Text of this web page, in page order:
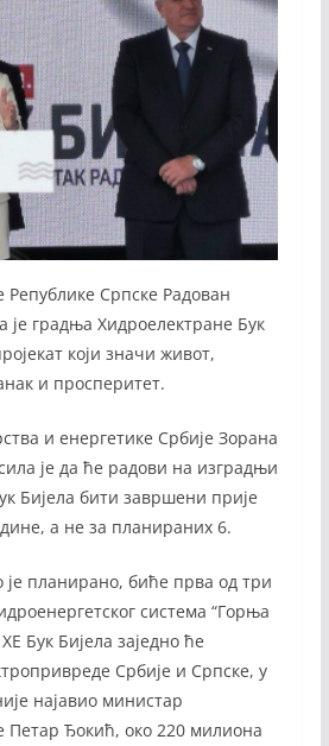
Републике Српске Радован
је градња Хидроелектране Бук
који значи живот,
и просперитет.
и енергетике Србије Зорана
је да ће радови на изградњи
Бијела бити завршени прије
а не за планираних 6.
је планирано, биће прва од три
система “Горња
Бук Бијела заједно ће
Србије и Српске, у
најавио министар
Петар Ђокић, око 220 милиона